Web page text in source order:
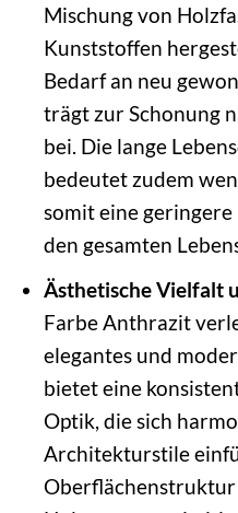
Mischung von
Kunststoffen
Bedarf an neu
trägt zur Schonung
bei. Die lange
bedeutet zudem
somit eine
den gesamten
Ästhetische Vielfalt
Farbe Anthrazit
elegantes und
bietet eine
Optik, die sich
Architekturstile